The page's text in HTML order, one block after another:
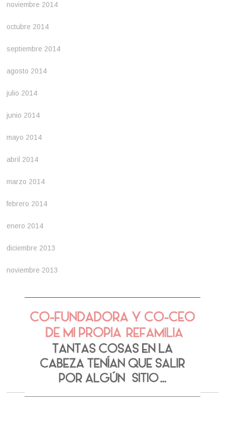
noviembre 2014
octubre 2014
septiembre 2014
agosto 2014
julio 2014
junio 2014
mayo 2014
abril 2014
marzo 2014
febrero 2014
enero 2014
diciembre 2013
noviembre 2013